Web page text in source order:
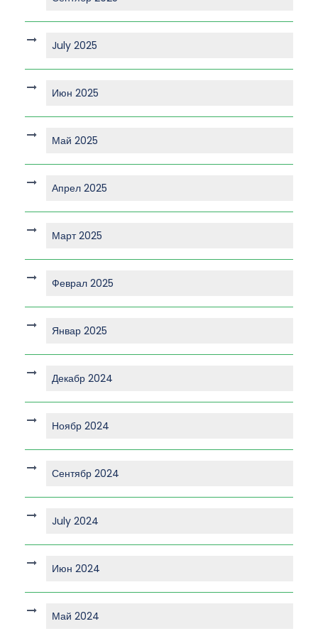
July 2025
Июн 2025
Май 2025
Апрел 2025
Март 2025
Феврал 2025
Январ 2025
Декабр 2024
Ноябр 2024
Сентябр 2024
July 2024
Июн 2024
Май 2024